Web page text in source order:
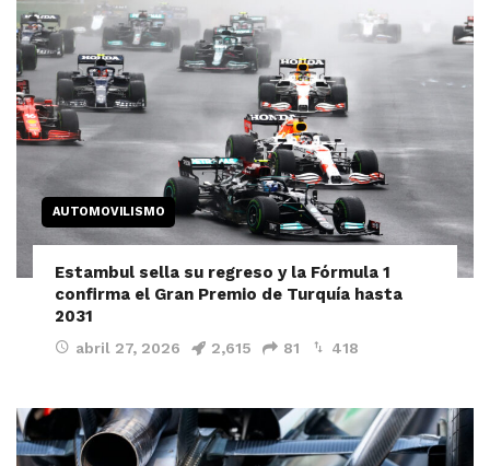
AUTOMOVILISMO
Estambul sella su regreso y la Fórmula 1
confirma el Gran Premio de Turquía hasta
2031
abril 27, 2026 2,615 81 418